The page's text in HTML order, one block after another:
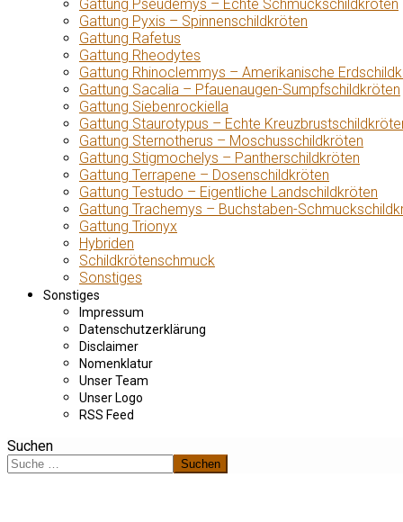
Gattung Pseudemys – Echte Schmuckschildkröten
Gattung Pyxis – Spinnenschildkröten
Gattung Rafetus
Gattung Rheodytes
Gattung Rhinoclemmys – Amerikanische
Gattung Sacalia – Pfauenaugen-Sumpfschildkröten
Gattung Siebenrockiella
Gattung Staurotypus – Echte
Gattung Sternotherus – Moschusschildkröten
Gattung Stigmochelys – Pantherschildkröten
Gattung Terrapene – Dosenschildkröten
Gattung Testudo – Eigentliche Landschildkröten
Gattung Trachemys – Buchstaben-
Gattung Trionyx
Hybriden
Schildkrötenschmuck
Sonstiges
Sonstiges
Impressum
Datenschutzerklärung
Disclaimer
Nomenklatur
Unser Team
Unser Logo
RSS Feed
Suchen
Suchen